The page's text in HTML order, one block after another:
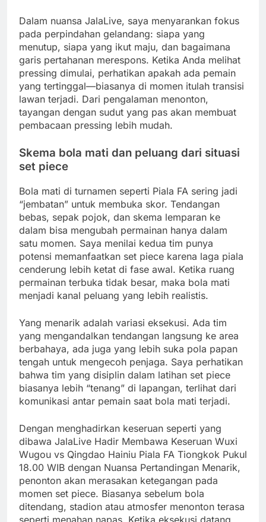
Dalam nuansa JalaLive, saya menyarankan fokus
pada perpindahan gelandang: siapa yang
menutup, siapa yang ikut maju, dan bagaimana
garis pertahanan merespons. Ketika Anda melihat
pressing dimulai, perhatikan apakah ada pemain
yang tertinggal—biasanya di momen itulah transisi
lawan terjadi. Dari pengalaman menonton,
tayangan dengan sudut yang pas akan membuat
pembacaan pressing lebih mudah.
Skema bola mati dan peluang dari situasi
set piece
Bola mati di turnamen seperti Piala FA sering jadi
“jembatan” untuk membuka skor. Tendangan
bebas, sepak pojok, dan skema lemparan ke
dalam bisa mengubah permainan hanya dalam
satu momen. Saya menilai kedua tim punya
potensi memanfaatkan set piece karena laga piala
cenderung lebih ketat di fase awal. Ketika ruang
permainan terbuka tidak besar, maka bola mati
menjadi kanal peluang yang lebih realistis.
Yang menarik adalah variasi eksekusi. Ada tim
yang mengandalkan tendangan langsung ke area
berbahaya, ada juga yang lebih suka pola papan
tengah untuk mengecoh penjaga. Saya perhatikan
bahwa tim yang disiplin dalam latihan set piece
biasanya lebih “tenang” di lapangan, terlihat dari
komunikasi antar pemain saat bola mati terjadi.
Dengan menghadirkan keseruan seperti yang
dibawa JalaLive Hadir Membawa Keseruan Wuxi
Wugou vs Qingdao Hainiu Piala FA Tiongkok Pukul
18.00 WIB dengan Nuansa Pertandingan Menarik,
penonton akan merasakan ketegangan pada
momen set piece. Biasanya sebelum bola
ditendang, stadion atau atmosfer menonton terasa
seperti menahan napas. Ketika eksekusi datang,